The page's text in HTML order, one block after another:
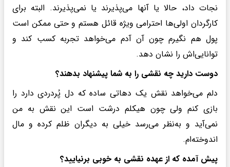
نجات داد، حالا یا آنها می‌پذیرند یا نمی‌پذیرند. البته برای
کارگردان اولی‌ها احترامی ویژه قائل هستم و حتی ممکن است
پول هم نگیرم چون آن آدم می‌خواهد تجربه کسب کند و
توانایی‌اش را نشان دهد.
دوست دارید چه نقشی را به شما پیشنهاد بدهند؟
دلم می‌خواهد نقش یک دهاتی ساده که دل پُردردی دارد را
بازی کنم ولی چون هیکلم درشت است این نقش به من
نمی‌آید و به‌نظر می‌رسد خیلی به دیگران ظلم کرده و مال
اندوخته‌ام.
پیش آمده که از عهده نقشی به خوبی برنیایید؟